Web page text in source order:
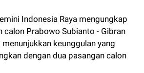
Indonesia Raya mengungkap
calon Prabowo Subianto - Gibran
menunjukkan keunggulan yang
dengan dua pasangan calon